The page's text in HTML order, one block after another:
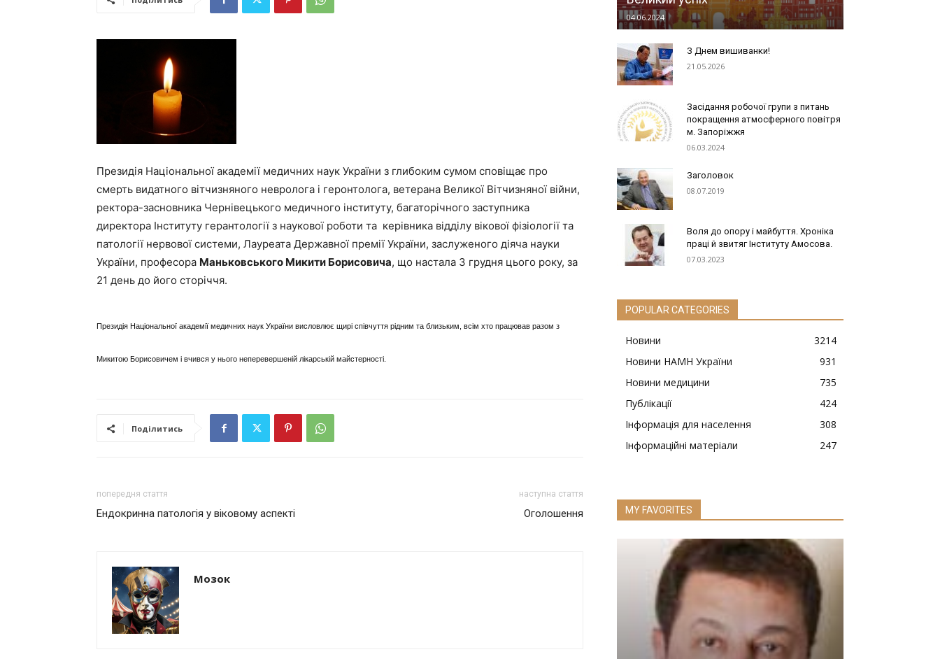
Президія Національної академії медичних наук України з глибоким сумом сповіщає про
смерть видатного вітчизняного невролога і геронтолога, ветерана Великої Вітчизняної війни,
ректора-засновника Чернівецького медичного інституту, багаторічного заступника
директора Інституту герантології з наукової роботи та керівника відділу вікової фізіології та
патології нервової системи, Лауреата Державної премії України, заслуженого діяча науки
України, професора Маньковського Микити Борисовича, що настала 3 грудня цього року, за
21 день до його сторіччя.
Президія Національної академії медичних наук України висловлює щирі співчуття рідним та близьким, всім хто працював разом з
Микитою Борисовичем і вчився у нього неперевершеній лікарській майстерності.
Поділитись
попередня стаття
Ендокринна патологія у віковому аспекті
наступна стаття
Оголошення
Мозок
04.06.2024
З Днем вишиванки!
21.05.2026
Засідання робочої групи з питань
покращення атмосферного повітря
м. Запоріжжя
06.03.2024
Заголовок
08.07.2019
Воля до опору і майбуття. Хроніка
праці й звитяг Інституту Амосова.
07.03.2023
POPULAR CATEGORIES
Новини
3214
Новини НАМН України
931
Новини медицини
735
Публікації
424
Інформація для населення
308
Інформаційні матеріали
247
MY FAVORITES